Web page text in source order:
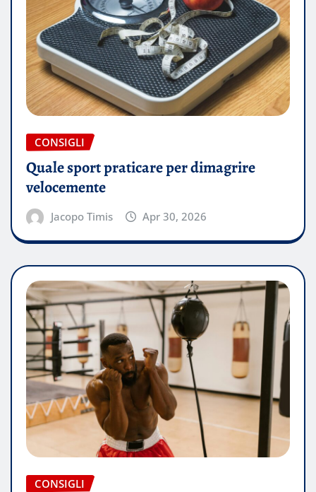
CONSIGLI
Quale sport praticare per dimagrire
velocemente
Jacopo Timis Apr 30, 2026
CONSIGLI